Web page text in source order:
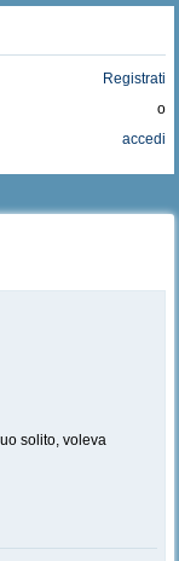
Registrati
o
accedi
solito, voleva